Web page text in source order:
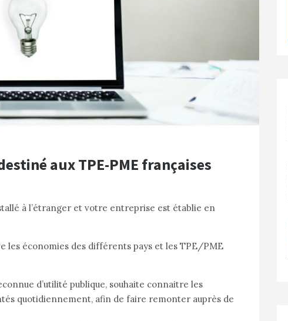
aux TPE-PME françaises
à l’étranger et votre entreprise est établie en
les économies des différents pays et les TPE/PME
d’utilité publique, souhaite connaitre les
quotidiennement, afin de faire remonter auprès de